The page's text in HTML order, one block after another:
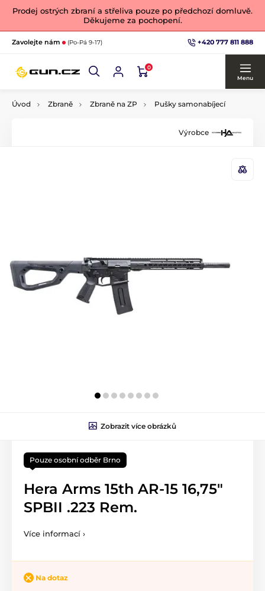
Prodej ostrých zbraní a střeliva pouze po předchozí domluvě.
Děkujeme za pochopení.
Zavolejte nám (Po-Pá 9-17) +420 777 811 888
0
Menu
Úvod Zbraně Zbraně na ZP Pušky samonabíjecí
Výrobce
Zobrazit více obrázků
Pouze osobní odběr Brno
Hera Arms 15th AR-15 16,75"
SPBII .223 Rem.
Více informací ›
Na dotaz